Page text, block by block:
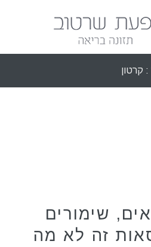
: קרטון
שימורים
זה לא מה